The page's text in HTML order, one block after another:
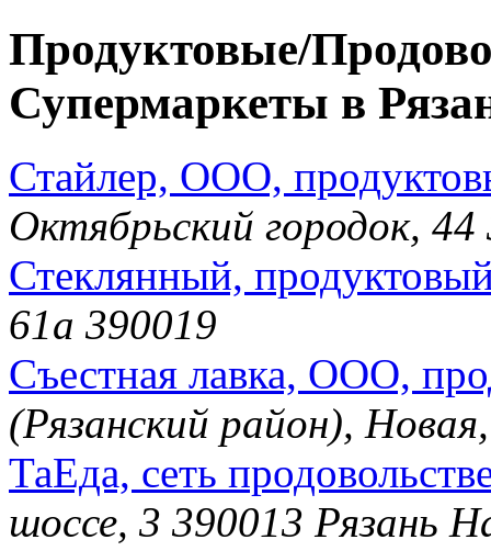
Продуктовые/
Супермаркеты в
Стайлер, ООО,
Октябрьский городок, 44
Стеклянный,
61а 390019
Съестная лавка, ООО,
(Рязанский район),
ТаЕда, сеть
шоссе, 3 390013 Рязань